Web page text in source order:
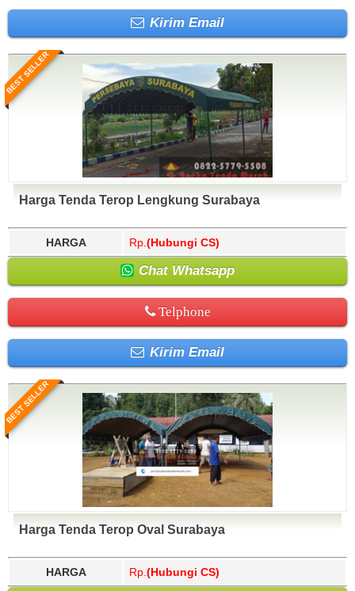
Kirim Email
BEST SELLER
Harga Tenda Terop Lengkung Surabaya
HARGA Rp. (Hubungi CS)
Chat Whatsapp
Telphone
Kirim Email
BEST SELLER
Harga Tenda Terop Oval Surabaya
HARGA Rp. (Hubungi CS)